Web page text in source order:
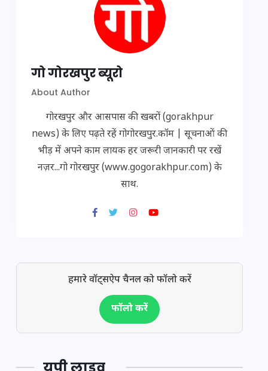
गो गोरखपुर ब्यूरो
About Author
गोरखपुर और आसपास की खबरों (gorakhpur
news) के लिए पढ़ते रहें गोगोरखपुर.कॉम | सूचनाओं की
भीड़ में अपने काम लायक हर जरूरी जानकारी पर रखें
नज़र...गो गोरखपुर (www.gogorakhpur.com) के
साथ.
हमारे वॉट्सऐप चैनल को फॉलो करें
फॉलो करें